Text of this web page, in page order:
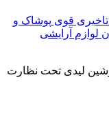
قوی پوشاک و
لوازم آرایشی
پرشین لیدی تحت نظارت